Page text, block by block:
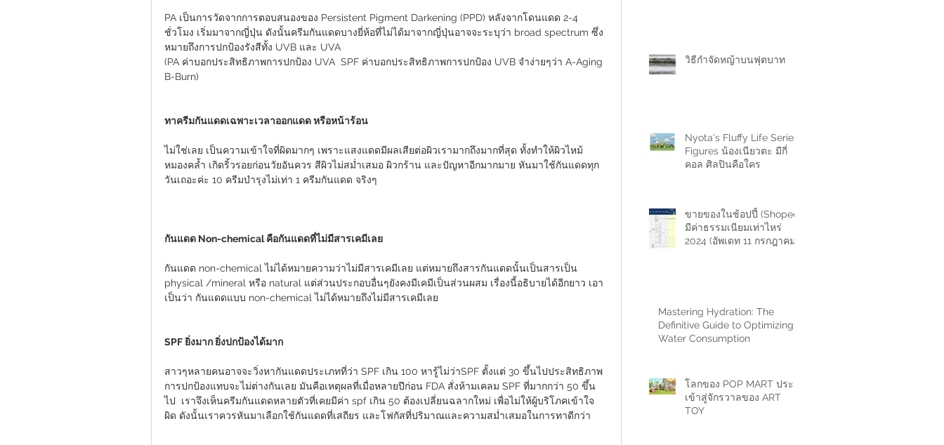
PA เป็นการวัดจากการตอบสนองของ Persistent Pigment Darkening (PPD) หลังจากโดนแดด 2-4
ชั่วโมง เริ่มมาจากญี่ปุ่น ดังนั้นครีมกันแดดบางยี่ห้อที่ไม่ได้มาจากญี่ปุ่นอาจจะระบุว่า broad spectrum ซึ่ง
หมายถึงการปกป้องรังสีทั้ง UVB และ UVA
(PA ค่าบอกประสิทธิภาพการปกป้อง UVA  SPF ค่าบอกประสิทธิภาพการปกป้อง UVB จำง่ายๆว่า A-Aging
B-Burn)
ทาครีมกันแดดเฉพาะเวลาออกแดด หรือหน้าร้อน
ไม่ใช่เลย เป็นความเข้าใจที่ผิดมากๆ เพราะแสงแดดมีผลเสียต่อผิวเรามากถึงมากที่สุด ทั้งทำให้ผิวไหม้
หมองคล้ำ เกิดริ้วรอยก่อนวัยอันควร สีผิวไม่สม่ำเสมอ ผิวกร้าน และปัญหาอีกมากมาย หันมาใช้กันแดดทุก
วันเถอะค่ะ 10 ครีมบำรุงไม่เท่า 1 ครีมกันแดด จริงๆ
กันแดด Non-chemical คือกันแดดที่ไม่มีสารเคมีเลย
กันแดด non-chemical ไม่ได้หมายความว่าไม่มีสารเคมีเลย แต่หมายถึงสารกันแดดนั้นเป็นสารเป็น
physical /mineral หรือ natural แต่ส่วนประกอบอื่นๆยังคงมีเคมีเป็นส่วนผสม เรื่องนี้อธิบายได้อีกยาว เอา
เป็นว่า กันแดดแบบ non-chemical ไม่ได้หมายถึงไม่มีสารเคมีเลย
SPF ยิ่งมาก ยิ่งปกป้องได้มาก
สาวๆหลายคนอาจจะวิ่งหากันแดดประเภทที่ว่า SPF เกิน 100 หารู้ไม่ว่าSPF ตั้งแต่ 30 ขึ้นไปประสิทธิภาพ
การปกป้องแทบจะไม่ต่างกันเลย มันคือเหตุผลที่เมื่อหลายปีก่อน FDA สั่งห้ามเคลม SPF ที่มากกว่า 50 ขึ้น
ไป  เราจึงเห็นครีมกันแดดหลายตัวที่เคยมีค่า spf เกิน 50 ต้องเปลี่ยนฉลากใหม่ เพื่อไม่ให้ผู้บริโภคเข้าใจ
ผิด ดังนั้นเราควรหันมาเลือกใช้กันแดดที่เสถียร และโฟกัสที่ปริมาณและความสม่ำเสมอในการทาดีกว่า
วิธีกำจัดหญ้าบนฟุตบาท
Nyota's Fluffy Life Series
Figures น้องเนียวตะ มีกี่
คอล ศิลปินคือใคร
ขายของในช้อปปี้ (Shopee)
มีค่าธรรมเนียมเท่าไหร่
2024 (อัพเดท 11 กรกฎาคม
Mastering Hydration: The
Definitive Guide to Optimizing
Water Consumption
โลกของ POP MART ประตู
เข้าสู่จักรวาลของ ART
TOY